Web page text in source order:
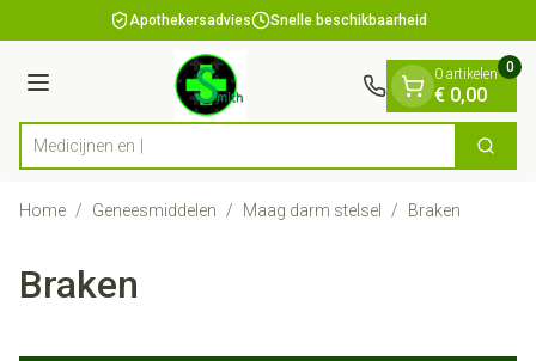
Ga naar de inhoudApothekersadvies Snelle beschikbaarheid
Menu
Product, merk, categorie... Zoek
0 artikelen
€ 0,00
0
Home / Geneesmiddelen / Maag darm stelsel / Braken
Braken